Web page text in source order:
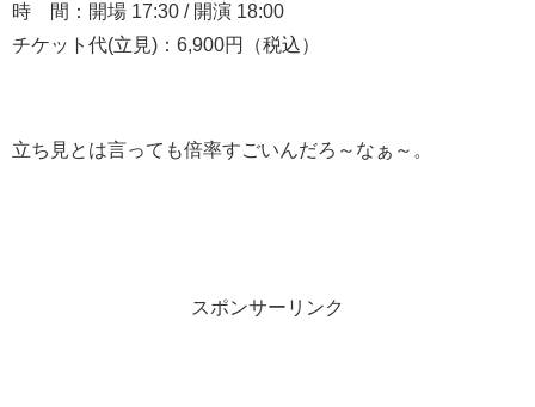
時 間：開場 17:30 / 開演 18:00
チケット代(立見)：6,900円（税込）
立ち見とは言っても倍率すごいんだろ～なぁ～。
スポンサーリンク